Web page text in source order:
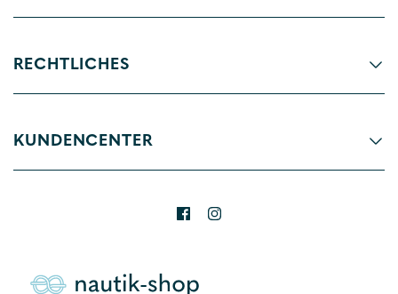
RECHTLICHES
KUNDENCENTER